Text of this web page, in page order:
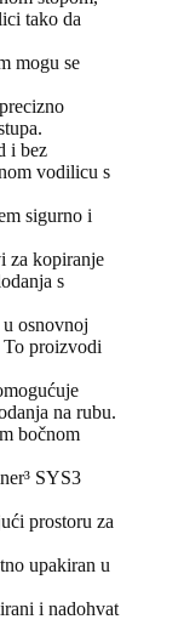
tako da
mogu se
i bez
vodilicu s
sigurno i
za kopiranje
s
osnovnoj
To proizvodi
na rubu.
bočnom
SYS3
prostoru za
upakiran u
i nadohvat